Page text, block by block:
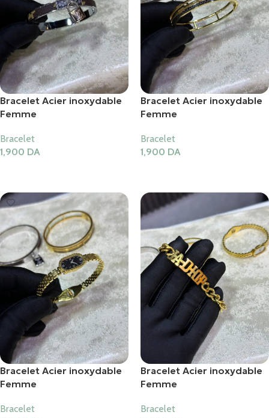
Bracelet Acier inoxydable
Femme
Bracelet
1,900 DA
Bracelet Acier inoxydable
Femme
Bracelet
1,900 DA
Bracelet Acier inoxydable
Femme
Bracelet
Bracelet Acier inoxydable
Femme
Bracelet